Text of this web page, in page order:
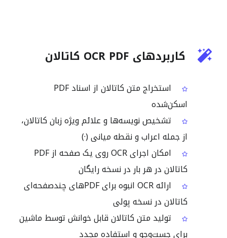
کاربردهای OCR PDF کاتالان
استخراج متن کاتالان از اسناد PDF
اسکن‌شده
تشخیص نویسه‌ها و علائم ویژه زبان کاتالان،
از جمله اعراب و نقطه میانی (·)
امکان اجرای OCR روی یک صفحه از PDF
کاتالان در هر بار در نسخه رایگان
ارائه OCR انبوه برای PDFهای چندصفحه‌ای
کاتالان در نسخه پولی
تولید متن کاتالان قابل خوانش توسط ماشین
برای جست‌وجو و استفاده مجدد